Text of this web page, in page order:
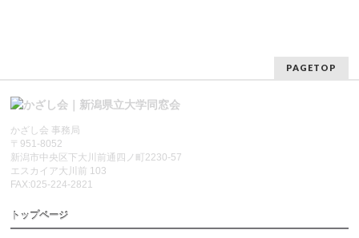
PAGETOP
かざし会 事務局
〒951-8052
新潟市中央区下大川前通四ノ町2230-57
エスカイア大川前 103
FAX:025-224-2821
トップページ